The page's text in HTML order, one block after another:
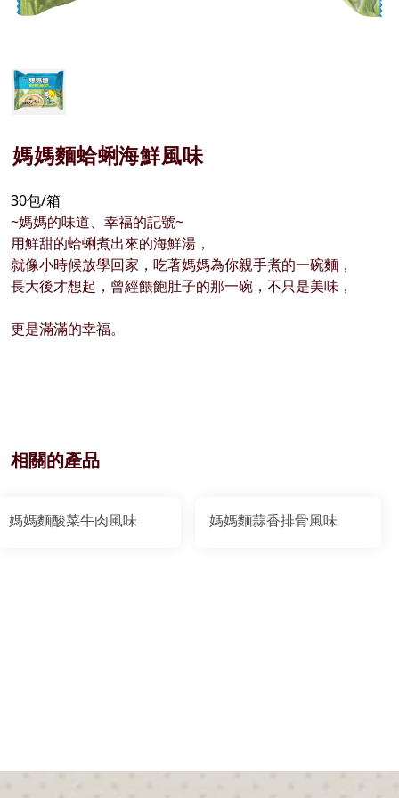
媽媽麵蛤蜊海鮮風味
30包/箱
~媽媽的味道、幸福的記號~
用鮮甜的蛤蜊煮出來的海鮮湯，
就像小時候放學回家，吃著媽媽為你親手煮的一碗麵，
長大後才想起，曾經餵飽肚子的那一碗，不只是美味，
更是滿滿的幸福。
相關的產品
媽媽麵酸菜牛肉風味 媽媽麵蒜香排骨風味